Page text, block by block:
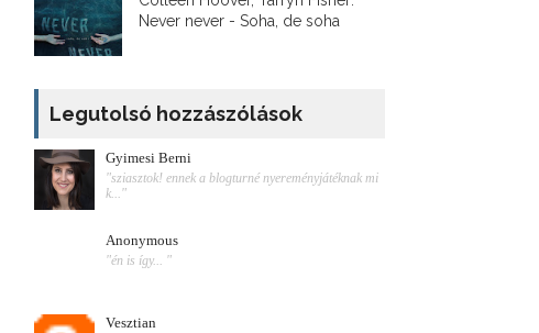
Never never - Soha, de soha
Legutolsó hozzászólások
Gyimesi Berni
"sziasztok! ennek a blogturné nyereményjátéknak mi
k..."
Anonymous
"én is így... "
Vesztian